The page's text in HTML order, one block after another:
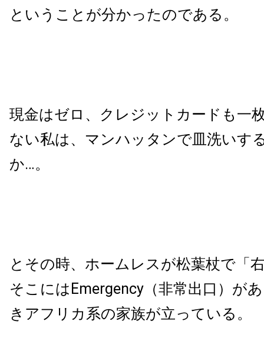
ということが分かったのである。
現金はゼロ、クレジットカードも一
ない私は、マンハッタンで皿洗いす
か…。
とその時、ホームレスが松葉杖で「
そこにはEmergency（非常出口）が
きアフリカ系の家族が立っている。